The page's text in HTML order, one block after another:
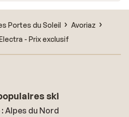
Portes du Soleil
Avoriaz
- Prix exclusif
ski
Alpes du Nord